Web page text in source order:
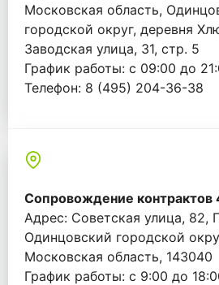
Московская область,
городской округ, деревня
Заводская улица, 31, стр. 5
График работы: с 09:00 до
Телефон: 8 (495) 204-36-38
Сопровождение
Адрес: Советская улица, 82,
Одинцовский городской
Московская область, 143040
График работы: с 9:00 до